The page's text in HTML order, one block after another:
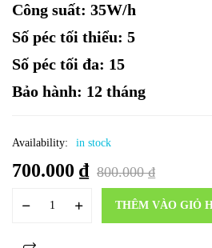
Công suất: 35W/h
Số péc tối thiểu: 5
Số péc tối đa: 15
Bảo hành: 12 tháng
Availability: in stock
800.000₫
700.000 ₫
THÊM VÀO GIỎ